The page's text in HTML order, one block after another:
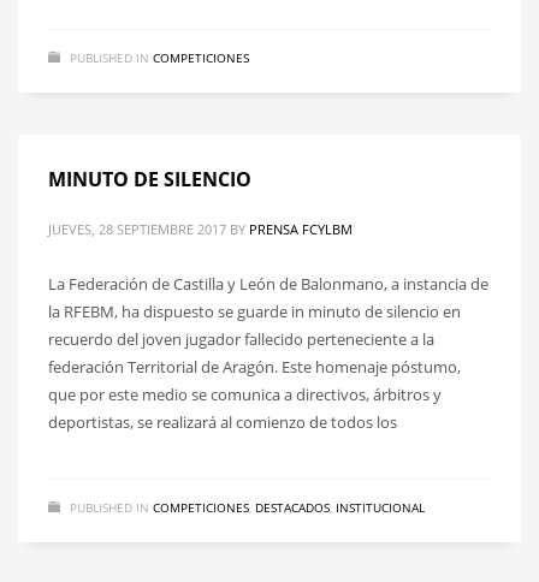
PUBLISHED IN COMPETICIONES
MINUTO DE SILENCIO
JUEVES, 28 SEPTIEMBRE 2017 BY PRENSA FCYLBM
La Federación de Castilla y León de Balonmano, a instancia de
la RFEBM, ha dispuesto se guarde in minuto de silencio en
recuerdo del joven jugador fallecido perteneciente a la
federación Territorial de Aragón. Este homenaje póstumo,
que por este medio se comunica a directivos, árbitros y
deportistas, se realizará al comienzo de todos los
PUBLISHED IN COMPETICIONES DESTACADOS INSTITUCIONAL